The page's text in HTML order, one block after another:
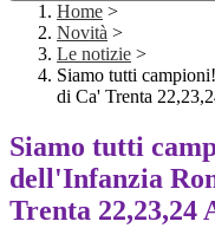
Home >
Novità >
Le notizie >
Siamo tutti
di Ca' Trenta
Siamo tutti
dell'Infanzia
Trenta 22,23,24